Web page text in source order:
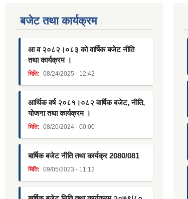
बजेट तथा कार्यक्रम
आ व २०८२।०८३ को वार्षिक बजेट नीति
तथा कार्यक्रम ।
मिति: 08/24/2025 - 12:42
आर्थिक वर्ष २०८१।०८२ वार्षिक बजेट, नीति,
योजना तथा कार्यक्रम ।
मिति: 08/20/2024 - 00:00
बार्षिक बजेट नीति तथा कार्यक्र 2080/081
मिति: 09/05/2023 - 11:12